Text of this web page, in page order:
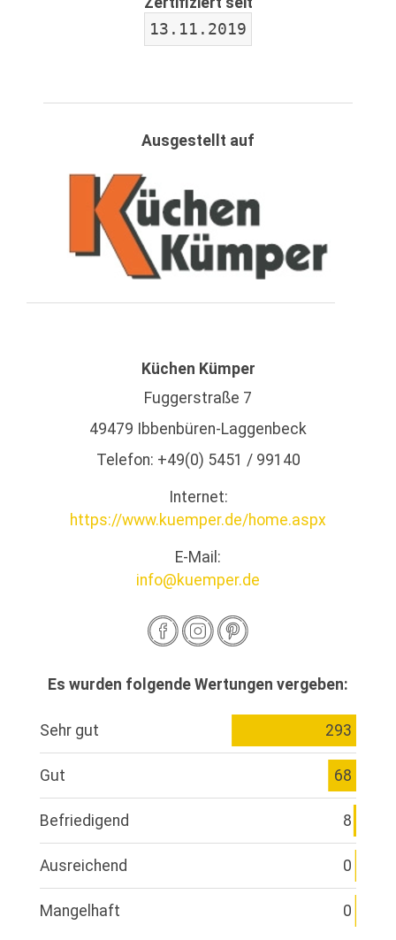
13.11.2019
Ausgestellt auf
Küchen Kümper
Fuggerstraße 7
49479 Ibbenbüren-Laggenbeck
Telefon: +49(0) 5451 / 99140
Internet:
https://www.kuemper.de/home.aspx
E-Mail:
info@kuemper.de
Es wurden folgende Wertungen vergeben:
Sehr gut 293
Gut 68
Befriedigend 8
Ausreichend 0
Mangelhaft 0